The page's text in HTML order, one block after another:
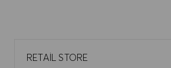
RETAIL STORE